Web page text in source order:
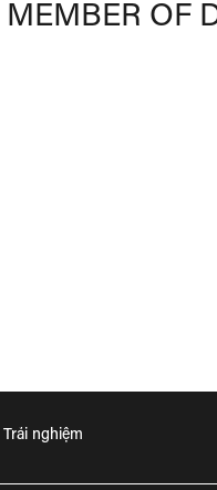
OF
Trải nghiệm